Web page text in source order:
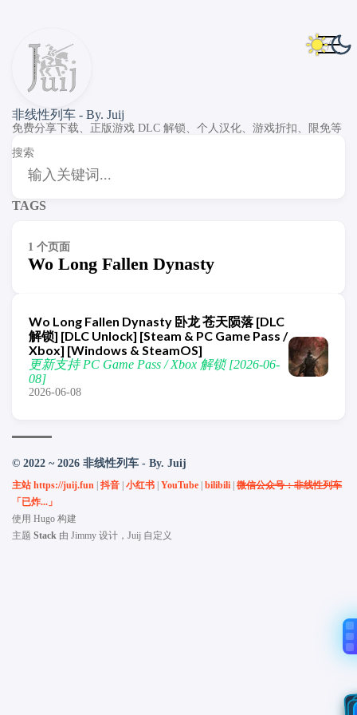
非线性列车 - By. Juij
免费分享下载、正版游戏 DLC 解锁、个人汉化、游戏折扣、限免等
搜索
TAGS
1 个页面
Wo Long Fallen Dynasty
Wo Long Fallen Dynasty 卧龙 苍天陨落 [DLC
解锁] [DLC Unlock] [Steam & PC Game Pass /
Xbox] [Windows & SteamOS]
更新支持 PC Game Pass / Xbox 解锁 [2026-06-
08]
2026-06-08
© 2022 ~ 2026 非线性列车 - By. Juij
主站 https://juij.fun 抖音 小红书 YouTube bilibili 微信公众号：非线性列车
「已炸...」
使用 Hugo 构建
主题 Stack 由 Jimmy 设计，Juij 自定义